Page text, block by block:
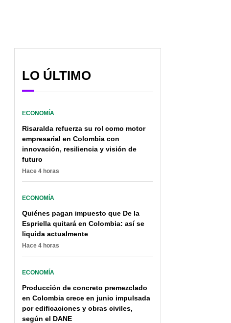
Petro: "La operación
fundamental
fumigación a los
LO ÚLTIMO
ECONOMÍA
Risaralda refuerza su rol como motor
empresarial en Colombia con
innovación, resiliencia y visión de
futuro
Hace 4 horas
ECONOMÍA
Quiénes pagan impuesto que De la
Espriella quitará en Colombia: así se
liquida actualmente
Hace 4 horas
ECONOMÍA
Producción de concreto premezclado
en Colombia crece en junio impulsada
por edificaciones y obras civiles,
según el DANE